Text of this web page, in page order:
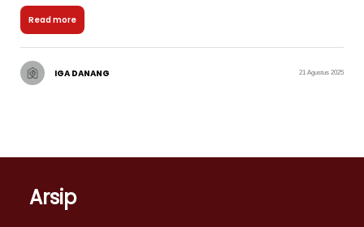
Read more
IGA DANANG 21 Agustus 2025
Arsip